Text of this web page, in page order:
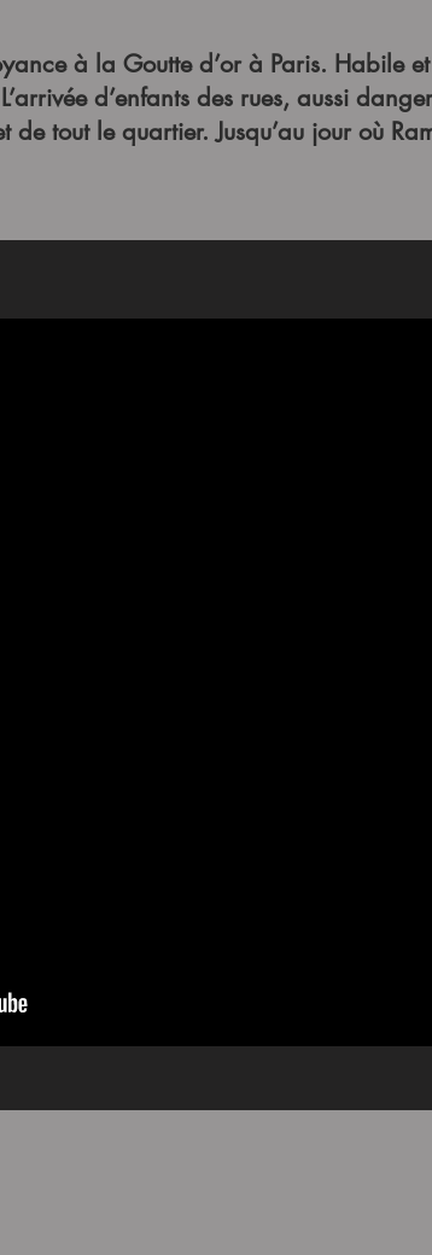
à la Goutte d’or à Paris. Habile
d’enfants des rues, aussi
de tout le quartier. Jusqu’au jour où